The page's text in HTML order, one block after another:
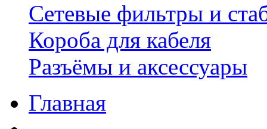
Сетевые фильтры и
Короба для кабеля
Разъёмы и аксессуары
Главная